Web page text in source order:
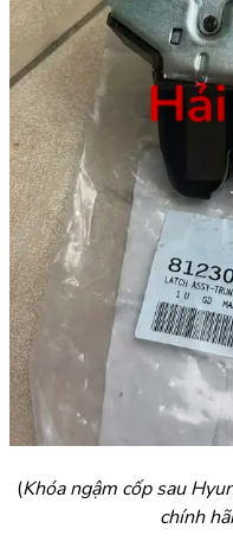
(Khóa ngậm cốp sau
chính